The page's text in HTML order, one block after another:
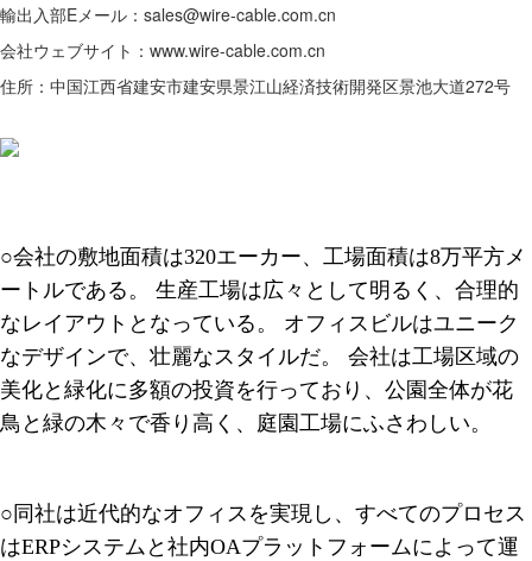
輸出入部Eメール：sales@wire-cable.com.cn
会社ウェブサイト：www.wire-cable.com.cn
住所：中国江西省建安市建安県景江山経済技術開発区景池大道272号
○会社の敷地面積は320エーカー、工場面積は8万平方メ
ートルである。 生産工場は広々として明るく、合理的
なレイアウトとなっている。 オフィスビルはユニーク
なデザインで、壮麗なスタイルだ。 会社は工場区域の
美化と緑化に多額の投資を行っており、公園全体が花
鳥と緑の木々で香り高く、庭園工場にふさわしい。
○ 同社は近代的なオフィスを実現し、すべてのプロセス
はERPシステムと社内OAプラットフォームによって運